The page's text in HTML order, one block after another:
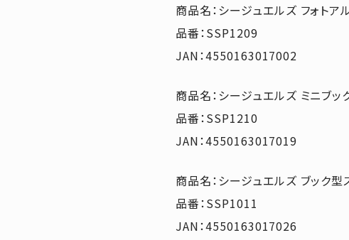
商品名：シージュエルズ フォト
品番：SSP1209
JAN：4550163017002
商品名：シージュエルズ ミニブッ
品番：SSP1210
JAN：4550163017019
商品名：シージュエルズ ブック型
品番：SSP1011
JAN：4550163017026